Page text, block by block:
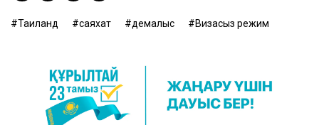
Таиланд саяхат демалыс Визасыз режим